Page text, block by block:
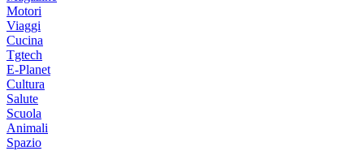
Motori
Viaggi
Cucina
Tgtech
E-Planet
Cultura
Salute
Scuola
Animali
Spazio